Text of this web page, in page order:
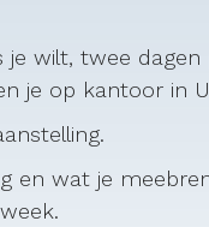
wilt, twee
je op kantoor in
en wat je